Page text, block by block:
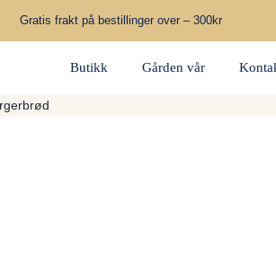
Gratis frakt på bestillinger over – 300kr
Butikk Gården vår